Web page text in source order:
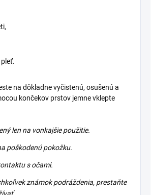
na dôkladne vyčistenú, osušenú a
končekov prstov jemne vklepte
len na vonkajšie použitie.
poškodenú pokožku.
s očami.
známok podráždenia, prestaňte